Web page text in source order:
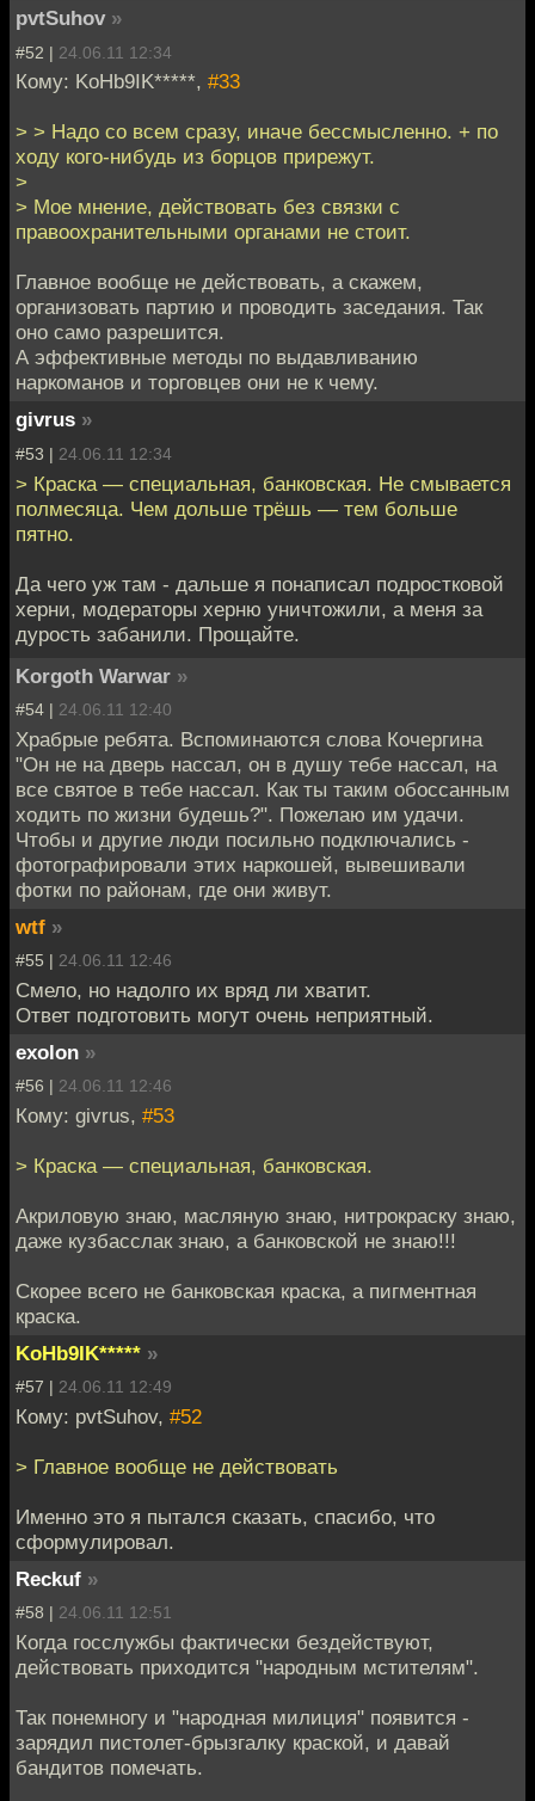
pvtSuhov »
#52 | 24.06.11 12:34
Кому: KoHb9IK*****, #33
> > Надо со всем сразу, иначе бессмысленно. + по
ходу кого-нибудь из борцов прирежут.
>
> Мое мнение, действовать без связки с
правоохранительными органами не стоит.
Главное вообще не действовать, а скажем,
организовать партию и проводить заседания. Так
оно само разрешится.
А эффективные методы по выдавливанию
наркоманов и торговцев они не к чему.
givrus »
#53 | 24.06.11 12:34
> Краска — специальная, банковская. Не смывается
полмесяца. Чем дольше трёшь — тем больше
пятно.
Да чего уж там - дальше я понаписал подростковой
херни, модераторы херню уничтожили, а меня за
дурость забанили. Прощайте.
Korgoth Warwar »
#54 | 24.06.11 12:40
Храбрые ребята. Вспоминаются слова Кочергина
"Он не на дверь нассал, он в душу тебе нассал, на
все святое в тебе нассал. Как ты таким обоссанным
ходить по жизни будешь?". Пожелаю им удачи.
Чтобы и другие люди посильно подключались -
фотографировали этих наркошей, вывешивали
фотки по районам, где они живут.
wtf »
#55 | 24.06.11 12:46
Смело, но надолго их вряд ли хватит.
Ответ подготовить могут очень неприятный.
exolon »
#56 | 24.06.11 12:46
Кому: givrus, #53
> Краска — специальная, банковская.
Акриловую знаю, масляную знаю, нитрокраску знаю,
даже кузбасслак знаю, а банковской не знаю!!!
Скорее всего не банковская краска, а пигментная
краска.
KoHb9IK***** »
#57 | 24.06.11 12:49
Кому: pvtSuhov, #52
> Главное вообще не действовать
Именно это я пытался сказать, спасибо, что
сформулировал.
Reckuf »
#58 | 24.06.11 12:51
Когда госслужбы фактически бездействуют,
действовать приходится "народным мстителям".
Так понемногу и "народная милиция" появится -
зарядил пистолет-брызгалку краской, и давай
бандитов помечать.